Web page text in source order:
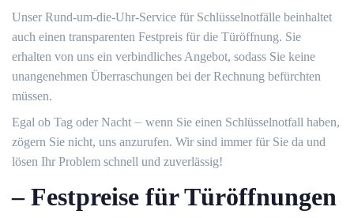
Unser Rund-um-die-Uhr-Service für Schlüsselnotfälle beinhaltet
auch einen transparenten Festpreis für die Türöffnung.​ Sie
erhalten von uns ein verbindliches Angebot, sodass Sie keine
unangenehmen Überraschungen bei der Rechnung befürchten
müssen.​
Egal ob Tag oder Nacht ⏤ wenn Sie einen Schlüsselnotfall haben,
zögern Sie nicht, uns anzurufen. Wir sind immer für Sie da und
lösen Ihr Problem schnell und zuverlässig!​
– Festpreise für Türöffnungen